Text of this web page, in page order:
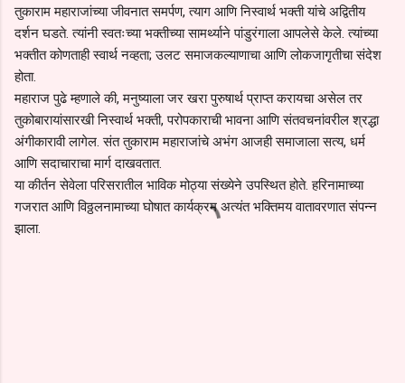
तुकाराम महाराजांच्या जीवनात समर्पण, त्याग आणि निस्वार्थ भक्ती यांचे अद्वितीय
दर्शन घडते. त्यांनी स्वतःच्या भक्तीच्या सामर्थ्याने पांडुरंगाला आपलेसे केले. त्यांच्या
भक्तीत कोणताही स्वार्थ नव्हता; उलट समाजकल्याणाचा आणि लोकजागृतीचा संदेश
होता.
महाराज पुढे म्हणाले की, मनुष्याला जर खरा पुरुषार्थ प्राप्त करायचा असेल तर
तुकोबारायांसारखी निस्वार्थ भक्ती, परोपकाराची भावना आणि संतवचनांवरील श्रद्धा
अंगीकारावी लागेल. संत तुकाराम महाराजांचे अभंग आजही समाजाला सत्य, धर्म
आणि सदाचाराचा मार्ग दाखवतात.
या कीर्तन सेवेला परिसरातील भाविक मोठ्या संख्येने उपस्थित होते. हरिनामाच्या
गजरात आणि विठ्ठलनामाच्या घोषात कार्यक्रम अत्यंत भक्तिमय वातावरणात संपन्न
झाला.